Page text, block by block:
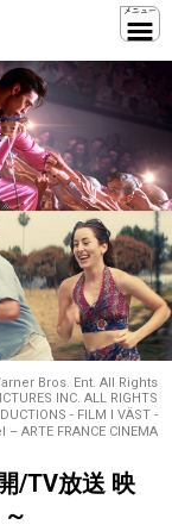
Bros. Ent. All Rights
INC. ALL RIGHTS
- FILM I VÄST -
– ARTE FRANCE CINEMA
/TV放送 映